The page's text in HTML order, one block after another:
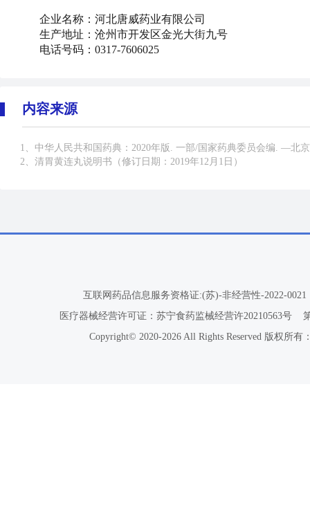
企业名称：河北唐威药业有限公司
生产地址：沧州市开发区金光大街九号
电话号码：0317-7606025
内容来源
1、中华人民共和国药典：2020年版. 一部/国家药典委员会编. —北
2、清胃黄连丸说明书（修订日期：2019年12月1日）
互联网药品信息服务资格证:(苏)-非经营性-2022-0021
医疗器械经营许可证：苏宁食药监械经营许20210563号
Copyright© 2020-2026 All Rights Reserved 版权所